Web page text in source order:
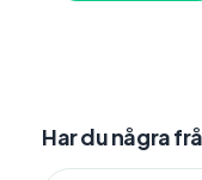
Har du några